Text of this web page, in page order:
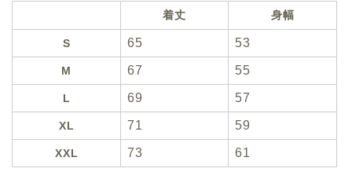
着丈 身幅
S 65 53
M 67 55
L 69 57
XL 71 59
XXL 73 61